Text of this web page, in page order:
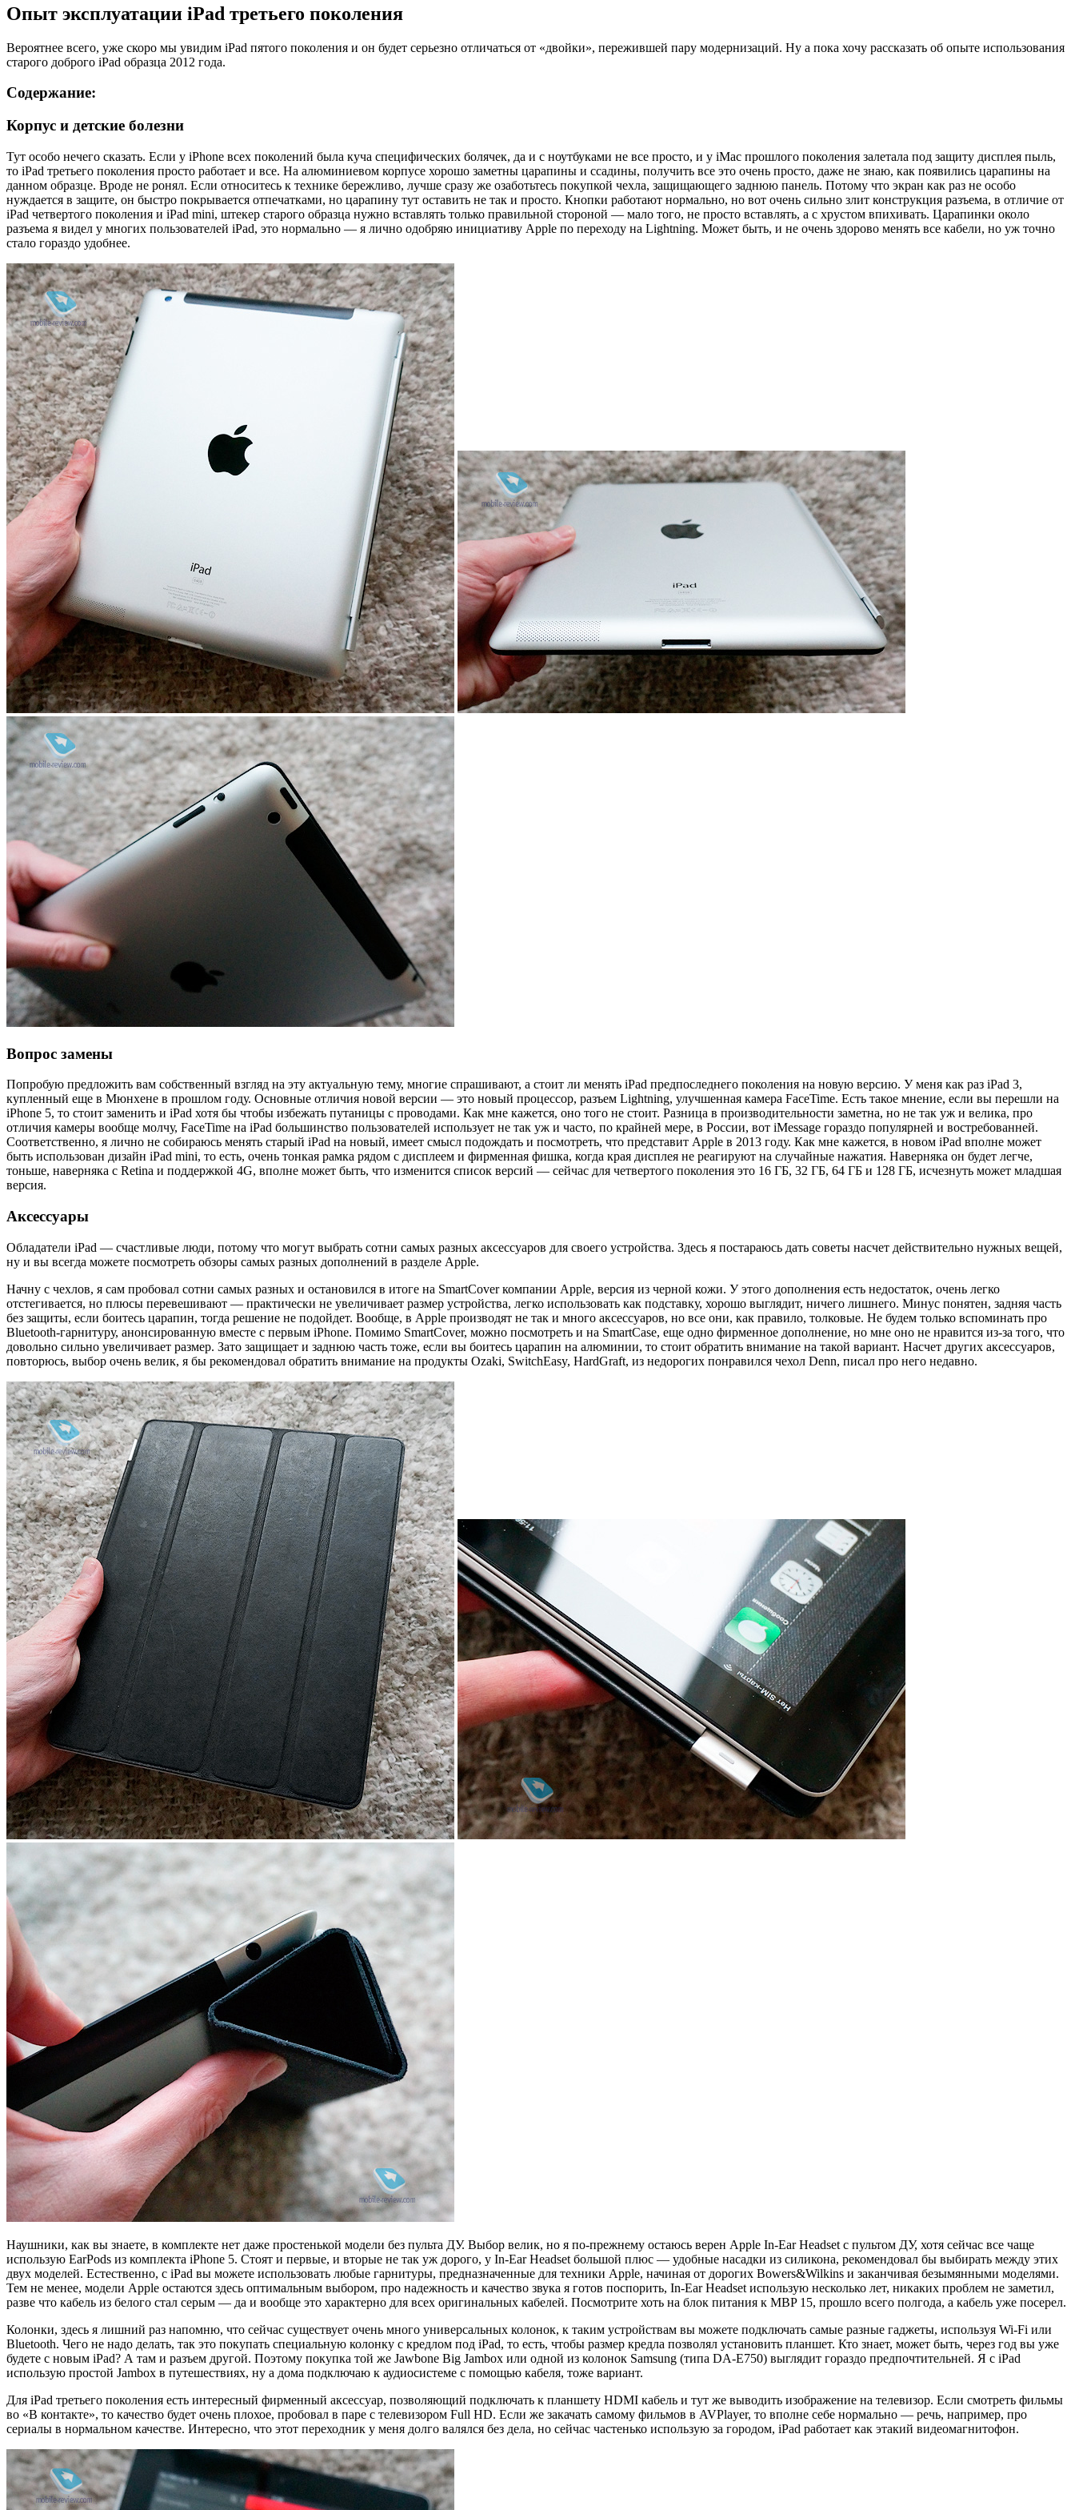
Опыт эксплуатации iPad третьего поколения
Вероятнее всего, уже скоро мы увидим iPad пятого поколения и он будет серьезно отличаться от «двойки», пережившей пару модернизаций. Ну а пока хочу рассказать об опыте использования
старого доброго iPad образца 2012 года.
Содержание:
Корпус и детские болезни
Тут особо нечего сказать. Если у iPhone всех поколений была куча специфических болячек, да и с ноутбуками не все просто, и у iMac прошлого поколения залетала под защиту дисплея пыль,
то iPad третьего поколения просто работает и все. На алюминиевом корпусе хорошо заметны царапины и ссадины, получить все это очень просто, даже не знаю, как появились царапины на
данном образце. Вроде не ронял. Если относитесь к технике бережливо, лучше сразу же озаботьтесь покупкой чехла, защищающего заднюю панель. Потому что экран как раз не особо
нуждается в защите, он быстро покрывается отпечатками, но царапину тут оставить не так и просто. Кнопки работают нормально, но вот очень сильно злит конструкция разъема, в отличие от
iPad четвертого поколения и iPad mini, штекер старого образца нужно вставлять только правильной стороной — мало того, не просто вставлять, а с хрустом впихивать. Царапинки около
разъема я видел у многих пользователей iPad, это нормально — я лично одобряю инициативу Apple по переходу на Lightning. Может быть, и не очень здорово менять все кабели, но уж точно
стало гораздо удобнее.
Вопрос замены
Попробую предложить вам собственный взгляд на эту актуальную тему, многие спрашивают, а стоит ли менять iPad предпоследнего поколения на новую версию. У меня как раз iPad 3,
купленный еще в Мюнхене в прошлом году. Основные отличия новой версии — это новый процессор, разъем Lightning, улучшенная камера FaceTime. Есть такое мнение, если вы перешли на
iPhone 5, то стоит заменить и iPad хотя бы чтобы избежать путаницы с проводами. Как мне кажется, оно того не стоит. Разница в производительности заметна, но не так уж и велика, про
отличия камеры вообще молчу, FaceTime на iPad большинство пользователей использует не так уж и часто, по крайней мере, в России, вот iMessage гораздо популярней и востребованней.
Соответственно, я лично не собираюсь менять старый iPad на новый, имеет смысл подождать и посмотреть, что представит Apple в 2013 году. Как мне кажется, в новом iPad вполне может
быть использован дизайн iPad mini, то есть, очень тонкая рамка рядом с дисплеем и фирменная фишка, когда края дисплея не реагируют на случайные нажатия. Наверняка он будет легче,
тоньше, наверняка с Retina и поддержкой 4G, вполне может быть, что изменится список версий — сейчас для четвертого поколения это 16 ГБ, 32 ГБ, 64 ГБ и 128 ГБ, исчезнуть может младшая
версия.
Аксессуары
Обладатели iPad — счастливые люди, потому что могут выбрать сотни самых разных аксессуаров для своего устройства. Здесь я постараюсь дать советы насчет действительно нужных вещей,
ну и вы всегда можете посмотреть обзоры самых разных дополнений в разделе Apple.
Начну с чехлов, я сам пробовал сотни самых разных и остановился в итоге на SmartCover компании Apple, версия из черной кожи. У этого дополнения есть недостаток, очень легко
отстегивается, но плюсы перевешивают — практически не увеличивает размер устройства, легко использовать как подставку, хорошо выглядит, ничего лишнего. Минус понятен, задняя часть
без защиты, если боитесь царапин, тогда решение не подойдет. Вообще, в Apple производят не так и много аксессуаров, но все они, как правило, толковые. Не будем только вспоминать про
Bluetooth-гарнитуру, анонсированную вместе с первым iPhone. Помимо SmartCover, можно посмотреть и на SmartCase, еще одно фирменное дополнение, но мне оно не нравится из-за того, что
довольно сильно увеличивает размер. Зато защищает и заднюю часть тоже, если вы боитесь царапин на алюминии, то стоит обратить внимание на такой вариант. Насчет других аксессуаров,
повторюсь, выбор очень велик, я бы рекомендовал обратить внимание на продукты Ozaki, SwitchEasy, HardGraft, из недорогих понравился чехол Denn, писал про него недавно.
Наушники, как вы знаете, в комплекте нет даже простенькой модели без пульта ДУ. Выбор велик, но я по-прежнему остаюсь верен Apple In-Ear Headset с пультом ДУ, хотя сейчас все чаще
использую EarPods из комплекта iPhone 5. Стоят и первые, и вторые не так уж дорого, у In-Ear Headset большой плюс — удобные насадки из силикона, рекомендовал бы выбирать между этих
двух моделей. Естественно, c iPad вы можете использовать любые гарнитуры, предназначенные для техники Apple, начиная от дорогих Bowers&Wilkins и заканчивая безымянными моделями.
Тем не менее, модели Apple остаются здесь оптимальным выбором, про надежность и качество звука я готов поспорить, In-Ear Headset использую несколько лет, никаких проблем не заметил,
разве что кабель из белого стал серым — да и вообще это характерно для всех оригинальных кабелей. Посмотрите хоть на блок питания к MBP 15, прошло всего полгода, а кабель уже посерел.
Колонки, здесь я лишний раз напомню, что сейчас существует очень много универсальных колонок, к таким устройствам вы можете подключать самые разные гаджеты, используя Wi-Fi или
Bluetooth. Чего не надо делать, так это покупать специальную колонку с кредлом под iPad, то есть, чтобы размер кредла позволял установить планшет. Кто знает, может быть, через год вы уже
будете с новым iPad? А там и разъем другой. Поэтому покупка той же Jawbone Big Jambox или одной из колонок Samsung (типа DA-E750) выглядит гораздо предпочтительней. Я с iPad
использую простой Jambox в путешествиях, ну а дома подключаю к аудиосистеме с помощью кабеля, тоже вариант.
Для iPad третьего поколения есть интересный фирменный аксессуар, позволяющий подключать к планшету HDMI кабель и тут же выводить изображение на телевизор. Если смотреть фильмы
во «В контакте», то качество будет очень плохое, пробовал в паре с телевизором Full HD. Если же закачать самому фильмов в AVPlayer, то вполне себе нормально — речь, например, про
сериалы в нормальном качестве. Интересно, что этот переходник у меня долго валялся без дела, но сейчас частенько использую за городом, iPad работает как этакий видеомагнитофон.